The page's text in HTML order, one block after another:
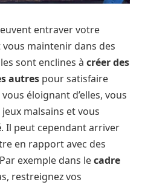
entraver votre
maintenir dans des
sont enclines à créer des
autres pour satisfaire
éloignant d’elles, vous
jeux malsains et vous
. Il peut cependant arriver
en rapport avec des
exemple dans lecadre
restreignez vos